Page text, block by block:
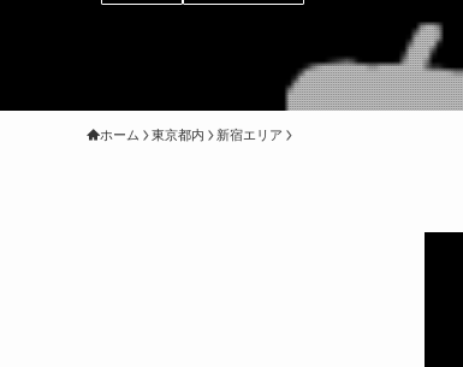
ホーム 東京都内 新宿エリア